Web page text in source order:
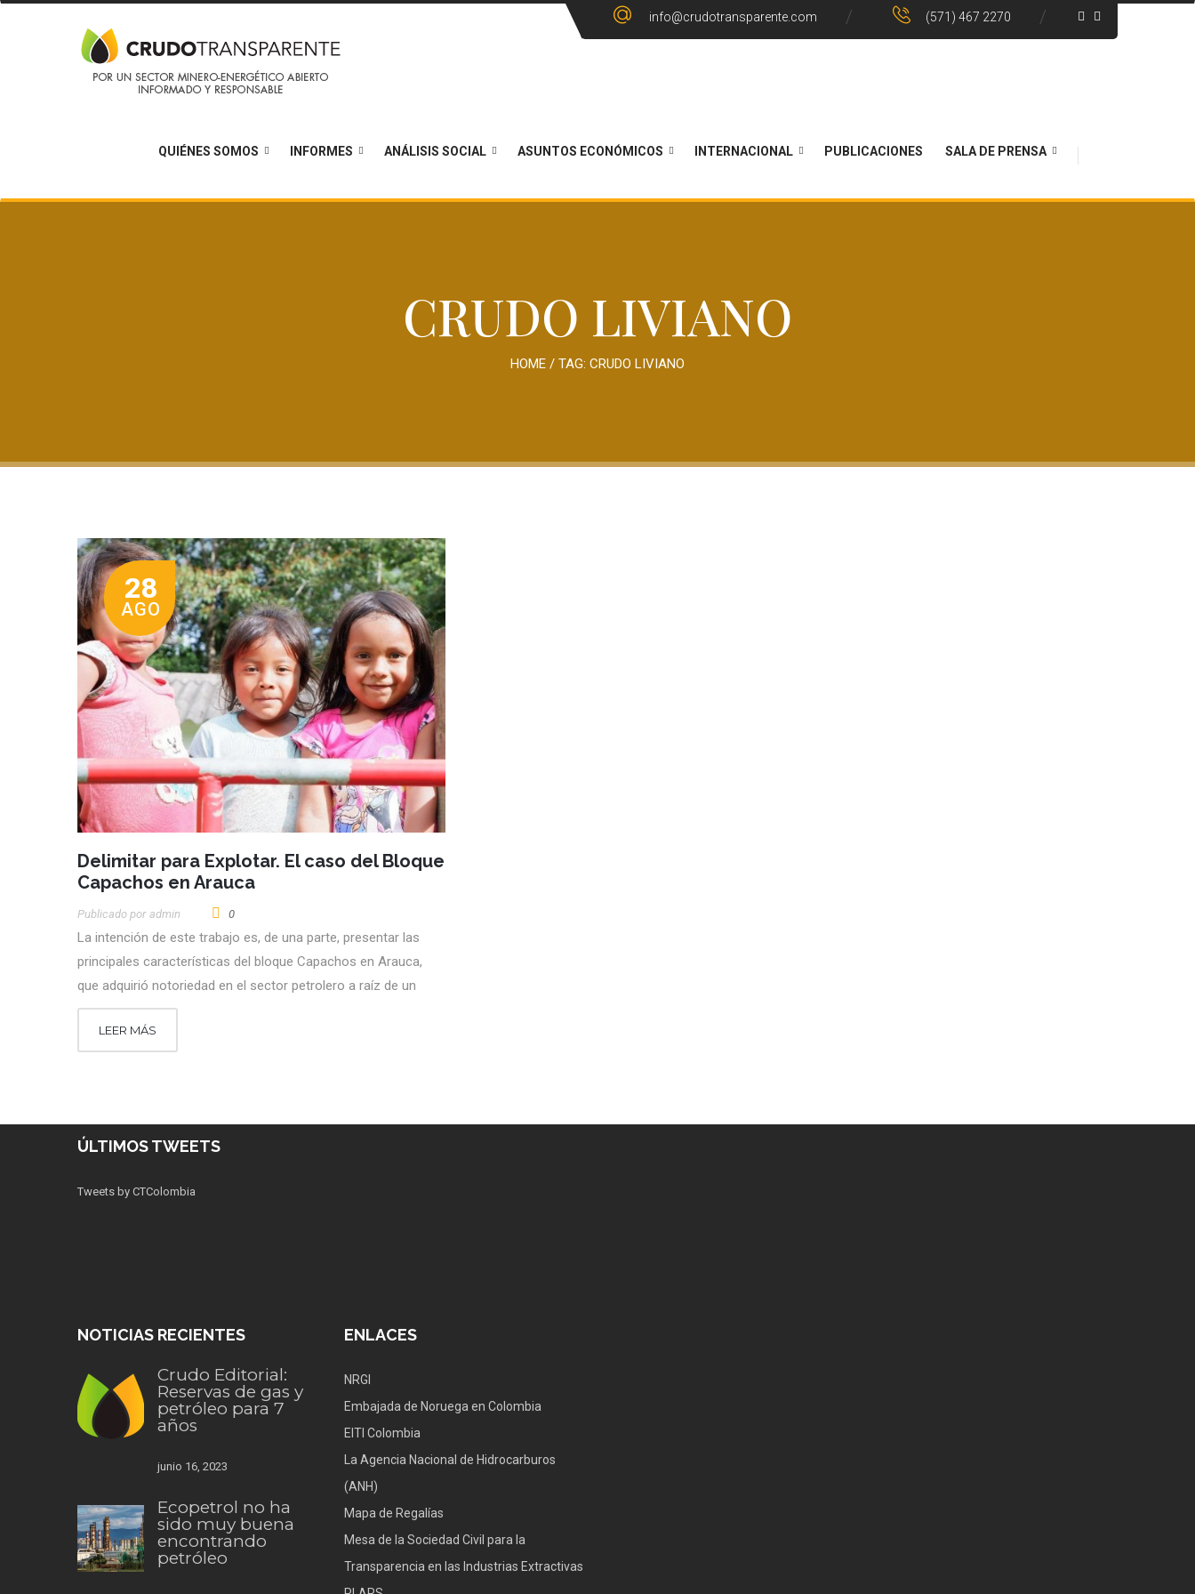
info@crudotransparente.com (571) 467 2270
QUIÉNES SOMOS INFORMES ANÁLISIS SOCIAL ASUNTOS ECONÓMICOS INTERNACIONAL PUBLICACIONES SALA DE PRENSA
CRUDO LIVIANO
HOME / TAG: CRUDO LIVIANO
28
AGO
Delimitar para Explotar. El caso del Bloque
Capachos en Arauca
Publicado por Admin 0
La intención de este trabajo es, de una parte, presentar las
principales características del bloque Capachos en Arauca,
que adquirió notoriedad en el sector petrolero a raíz de un
LEER MÁS
ÚLTIMOS TWEETS
Tweets by CTColombia
NOTICIAS RECIENTES
Crudo Editorial:
Reservas de gas y
petróleo para 7
años
junio 16, 2023
Ecopetrol no ha
sido muy buena
encontrando
petróleo
ENLACES
NRGI
Embajada de Noruega en Colombia
EITI Colombia
La Agencia Nacional de Hidrocarburos
(ANH)
Mapa de Regalías
Mesa de la Sociedad Civil para la
Transparencia en las Industrias Extractivas